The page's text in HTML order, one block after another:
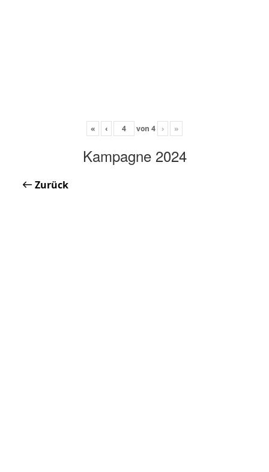
« ‹ von 4 › »
Kampagne 2024
Zurück